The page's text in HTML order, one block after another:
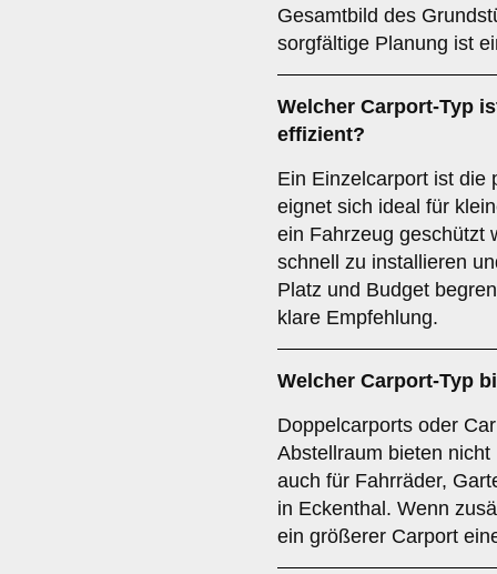
Gesamtbild des
sorgfältige Planung ist
Welcher Carport-Typ
effizient?
Ein Einzelcarport ist die
eignet sich ideal für
ein Fahrzeug geschützt
schnell zu installieren
Platz und Budget
klare Empfehlung.
Welcher Carport-Typ
Doppelcarports oder
Abstellraum bieten
auch für Fahrräder,
in Eckenthal. Wenn
ein größerer Carport